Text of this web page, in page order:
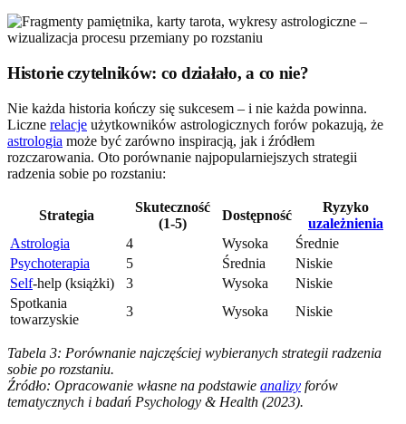
Historie czytelników: co działało, a co nie?
Nie każda historia kończy się sukcesem – i nie każda powinna.
Liczne relacje użytkowników astrologicznych forów pokazują, że
astrologia może być zarówno inspiracją, jak i źródłem
rozczarowania. Oto porównanie najpopularniejszych strategii
radzenia sobie po rozstaniu:
Strategia
Skuteczność
(1-5)
Dostępność
Ryzyko
uzależnienia
Astrologia
4 Wysoka
Średnie
Psychoterapia
5 Średnia
Niskie
Self-help (książki) 3 Wysoka
Niskie
Spotkania
towarzyskie
3 Wysoka Niskie
Tabela 3: Porównanie najczęściej wybieranych strategii radzenia
sobie po rozstaniu.
Źródło: Opracowanie własne na podstawie analizy forów
tematycznych i badań Psychology & Health (2023).